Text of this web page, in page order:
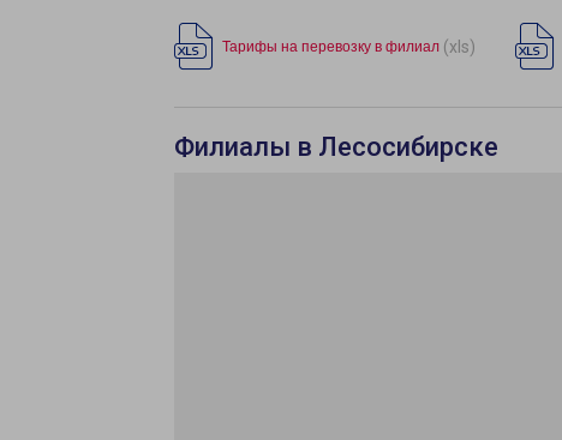
Тарифы на перевозку в филиал (xls)
Филиалы в Лесосибирске